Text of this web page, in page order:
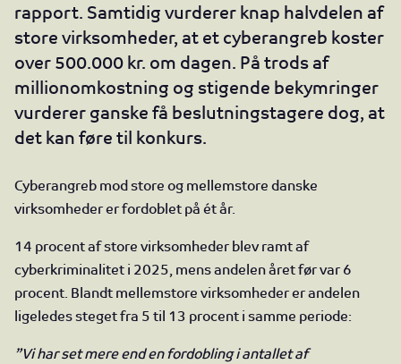
rapport. Samtidig vurderer knap halvdelen af
store virksomheder, at et cyberangreb koster
over 500.000 kr. om dagen. På trods af
millionomkostning og stigende bekymringer
vurderer ganske få beslutningstagere dog, at
det kan føre til konkurs.
Cyberangreb mod store og mellemstore danske
virksomheder er fordoblet på ét år.
14 procent af store virksomheder blev ramt af
cyberkriminalitet i 2025, mens andelen året før var 6
procent. Blandt mellemstore virksomheder er andelen
ligeledes steget fra 5 til 13 procent i samme periode:
”Vi har set mere end en fordobling i antallet af